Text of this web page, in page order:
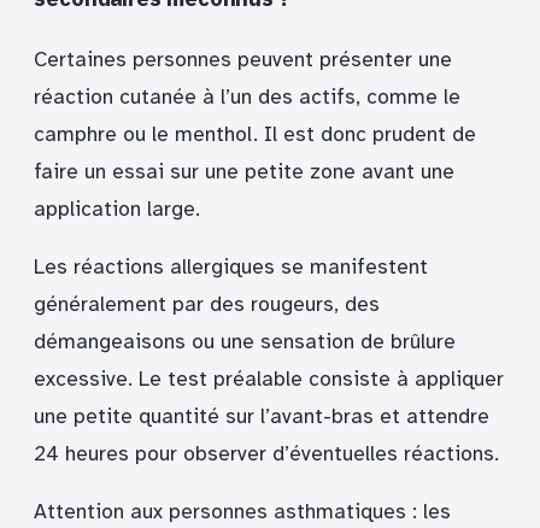
Certaines personnes peuvent présenter une
réaction cutanée à l’un des actifs, comme le
camphre ou le menthol. Il est donc prudent de
faire un essai sur une petite zone avant une
application large.
Les réactions allergiques se manifestent
généralement par des rougeurs, des
démangeaisons ou une sensation de brûlure
excessive. Le test préalable consiste à appliquer
une petite quantité sur l’avant-bras et attendre
24 heures pour observer d’éventuelles réactions.
Attention aux personnes asthmatiques : les